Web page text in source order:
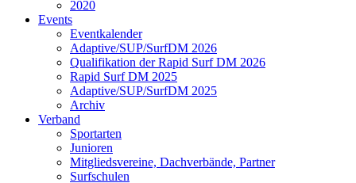
2020
Events
Eventkalender
Adaptive/SUP/SurfDM 2026
Qualifikation der Rapid Surf DM 2026
Rapid Surf DM 2025
Adaptive/SUP/SurfDM 2025
Archiv
Verband
Sportarten
Junioren
Mitgliedsvereine, Dachverbände, Partner
Surfschulen